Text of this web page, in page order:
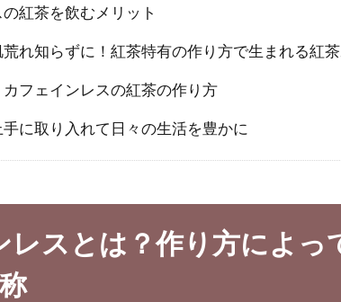
紅茶を飲むメリット
れ知らずに！紅茶特有の作り方で生まれる紅
フェインレスの紅茶の作り方
に取り入れて日々の生活を豊かに
レスとは？作り方によっ